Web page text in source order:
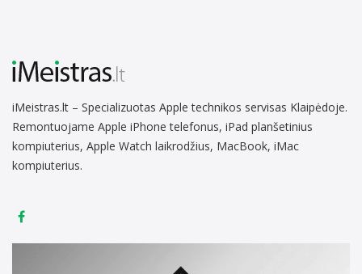
iMeistras.lt – Specializuotas Apple technikos servisas Klaipėdoje.
Remontuojame Apple iPhone telefonus, iPad planšetinius
kompiuterius, Apple Watch laikrodžius, MacBook, iMac
kompiuterius.